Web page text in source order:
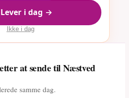
Lever i dag →
Ikke i dag
at sende til Næstved
samme dag.